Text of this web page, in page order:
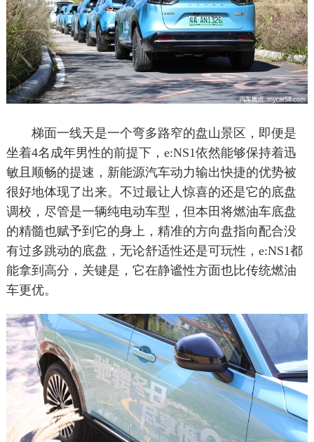
梯面一线天是一个弯多路窄的盘山景区，即便是
坐着4名成年男性的前提下，e:NS1依然能够保持着迅
敏且顺畅的提速，新能源汽车动力输出快捷的优势被
很好地体现了出来。不过最让人惊喜的还是它的底盘
调校，尽管是一辆纯电动车型，但本田将燃油车底盘
的精髓也赋予到它的身上，精准的方向盘指向配合没
有过多跳动的底盘，无论舒适性还是可玩性，e:NS1都
能拿到高分，关键是，它在静谧性方面也比传统燃油
车更优。